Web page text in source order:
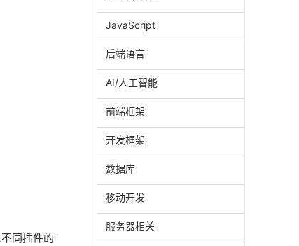
同插件的
JavaScript
后端语言
AI/人工智能
前端框架
开发框架
数据库
移动开发
服务器相关